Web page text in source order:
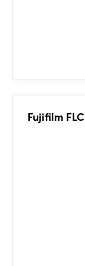
Fujifilm